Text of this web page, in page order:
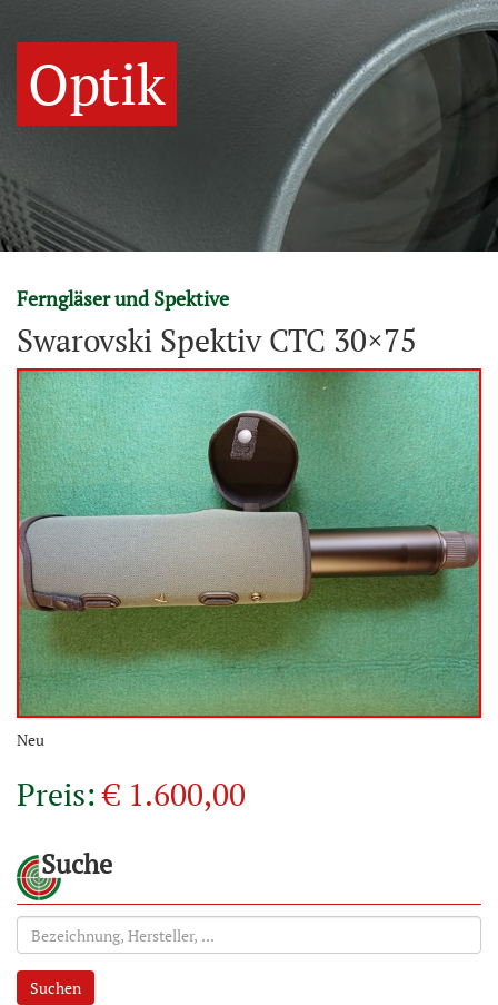
Optik
Ferngläser und Spektive
Swarovski Spektiv CTC 30×75
Neu
Preis:€ 1.600,00
Suche
Suchen